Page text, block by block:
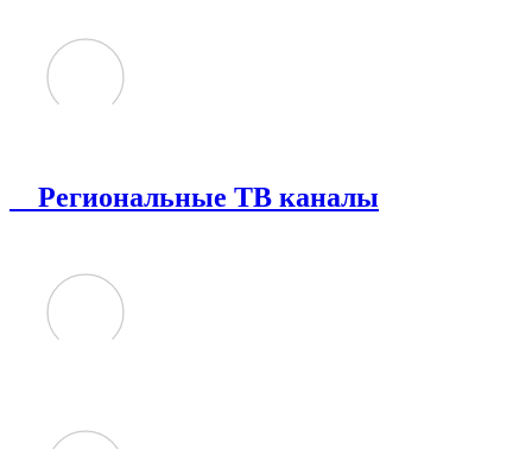
Региональные ТВ каналы